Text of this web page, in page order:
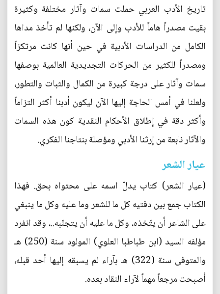
تاريخ الأدب العربي حملت سمات وآثار مختلفة وكثيرة
بقيت مصدراً هاماً للأدب وإلى الآن، ولكنها لم تأخذ مداها
الكامل من الدراسات الأدبية في حين أنها كانت مرتكزاً
ومصدراً للكثير من الحركات التجديدية العالمية بوصفها
سمات وآثار على درجة كبيرة من الكمال والثبات والتطور،
ولعلنا في أمس الحاجة إليها الآن ليكون أدبنا أكثر التزاماً
وأكثر دقة في إطلاق الأحكام النقدية كون هذه السمات
والآثار نابعة من إرثنا الأدبي ومؤصلة بنتاجنا الفكري.
عيار الشعر
(عيار الشعر) كتاب يدلّ اسمه على محتواه بحق. فهذا
الكتاب جمع بين دفتيه كل ما للشعر وما عليه وكل ما ينبغي
على الشاعر أن يتّخذه، وكل ما عليه أن يتجنّبه..، وقد انفرد
مؤلفه السيد (ابن طباطبا العلوي) المولود سنة (250) هـ
والمتوفى سنة (322) هـ بآراء لم يسبقه إليها أحد قبله،
أصبحت مرجعاً مهماً لآراء النقاد بعده.